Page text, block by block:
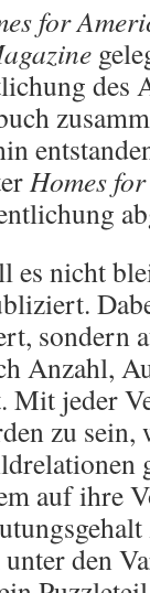
for
des
Homes
es nicht
sondern
Anzahl,
jeder
zu sein,
auf ihre
den